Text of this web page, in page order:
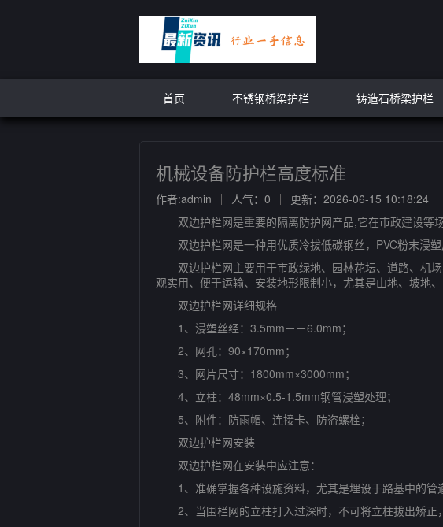
首页 不锈钢桥梁护栏 铸造石桥梁护栏
机械设备防护栏高度标准
作者:admin 人气：0
更新：2026-06-15 10:18:24
双边护栏网是重要的隔离防护网产品,它在市政建设等
双边护栏网是一种用优质冷拔低碳钢丝，PVC粉末浸塑
双边护栏网主要用于市政绿地、园林花坛、道路、机场
观实用、便于运输、安装地形限制小，尤其是山地、坡地
双边护栏网详细规格
1、浸塑丝经：3.5mm－－6.0mm；
2、网孔：90×170mm；
3、网片尺寸：1800mm×3000mm；
4、立柱：48mm×0.5-1.5mm钢管浸塑处理；
5、附件：防雨帽、连接卡、防盗螺栓；
双边护栏网安装
双边护栏网在安装中应注意：
1、准确掌握各种设施资料，尤其是埋设于路基中的管
2、当围栏网的立柱打入过深时，不可将立柱拔出矫正